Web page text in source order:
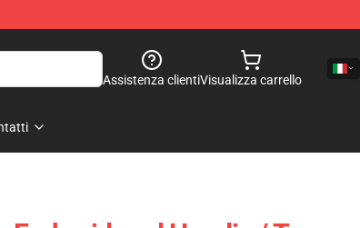
Assistenza clientiVisualizza carrello